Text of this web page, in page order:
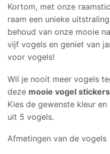
Kortom, met onze
raam een unieke
behoud van onze mooie
vijf vogels en geniet van
voor vogels!
Wil je nooit meer vogels
deze mooie vogel stickers
Kies de gewenste kleur
uit 5 vogels.
Afmetingen van de vogels